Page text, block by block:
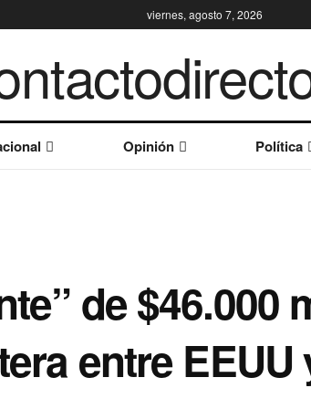
viernes, agosto 7, 2026
Opinión Política
de $46.000
entre